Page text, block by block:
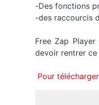
-Des fonctions
-des raccourcis
Free Zap
devoir rentrer ce
Pour